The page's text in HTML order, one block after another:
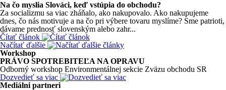
Na čo myslia Slováci, keď vstúpia do obchodu?
Za socializmu sa viac zháňalo, ako nakupovalo. Ako nakupujeme
dnes, čo nás motivuje a na čo pri výbere tovaru myslíme? Sme patrioti,
dávame prednosť slovenským alebo zahr...
Čítať článok
Načítať ďalšie
Workshop
PRÁVO SPOTREBITEĽA NA OPRAVU
Odborný workshop Environmentálnej sekcie Zväzu obchodu SR
Dozvedieť sa viac
Mediálni partneri